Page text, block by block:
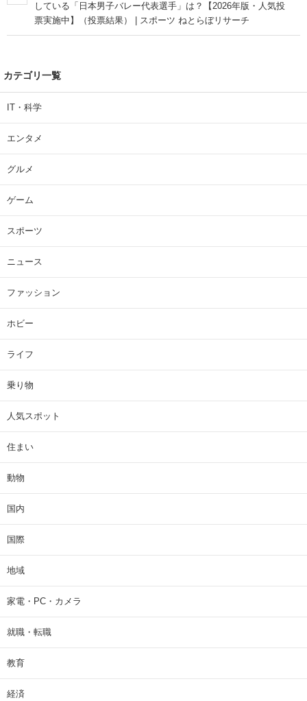
している「日本男子バレー代表選手」は？【2026年版・人気投
票実施中】（投票結果） | スポーツ ねとらぼリサーチ
カテゴリ一覧
IT・科学
エンタメ
グルメ
ゲーム
スポーツ
ニュース
ファッション
ホビー
ライフ
乗り物
人気スポット
住まい
動物
国内
国際
地域
家電・PC・カメラ
就職・転職
教育
経済